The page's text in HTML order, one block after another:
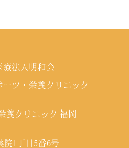
療法人明和会
ツ・栄養クリニック
養クリニック 福岡
院1丁目5番6号